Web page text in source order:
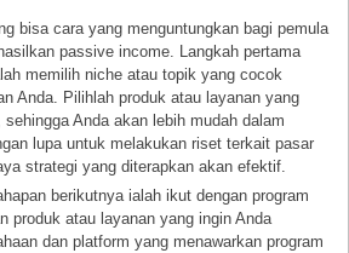
bisa cara yang menguntungkan bagi pemula
passive income. Langkah pertama
memilih niche atau topik yang cocok
Anda. Pilihlah produk atau layanan yang
Anda akan lebih mudah dalam
lupa untuk melakukan riset terkait pasar
strategi yang diterapkan akan efektif.
berikutnya ialah ikut dengan program
produk atau layanan yang ingin Anda
dan platform yang menawarkan program